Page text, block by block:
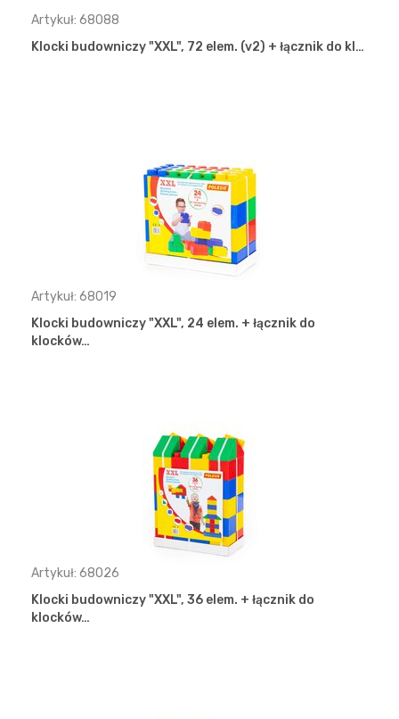
Artykuł: 68088
Klocki budowniczy "XXL", 72 elem. (v2) + łącznik do kl…
Artykuł: 68019
Klocki budowniczy "XXL", 24 elem. + łącznik do
klocków…
Artykuł: 68026
Klocki budowniczy "XXL", 36 elem. + łącznik do
klocków…